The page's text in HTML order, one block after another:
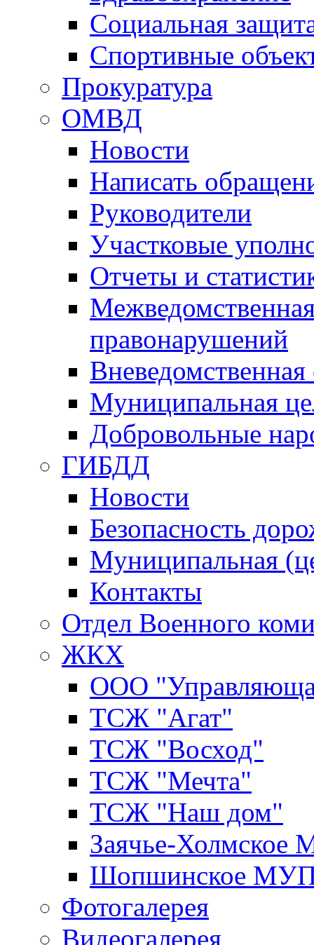
Социальная
Спортивные
Прокуратура
ОМВД
Новости
Написать
Руководители
Участковые
Отчеты и
правонарушений
Вневедомственная
Муниципальная
Добровольные
ГИБДД
Новости
Безопасность
Муниципальная
Контакты
Отдел Военного
ЖКХ
ООО
ТСЖ "Агат"
ТСЖ "Восход"
ТСЖ "Мечта"
ТСЖ "Наш дом"
Заячье-
Шопшинское
Фотогалерея
Видеогалерея